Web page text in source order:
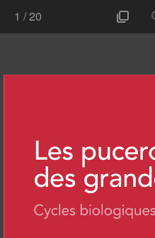
1 /20